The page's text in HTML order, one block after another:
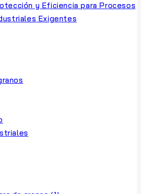
y Eficiencia para Procesos
Exigentes